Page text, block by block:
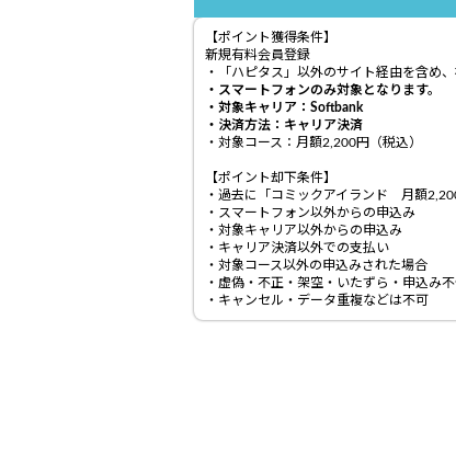
【ポイント獲得条件】
新規有料会員登録
・「ハピタス」以外のサイト経由を含め
・スマートフォンのみ対象となります。
・対象キャリア：Softbank
・決済方法：キャリア決済
・対象コース：月額2,200円（税込）
【ポイント却下条件】
・過去に「コミックアイランド 月額
・スマートフォン以外からの申込み
・対象キャリア以外からの申込み
・キャリア決済以外での支払い
・対象コース以外の申込みされた場合
・虚偽・不正・架空・いたずら・申込み
・キャンセル・データ重複などは不可